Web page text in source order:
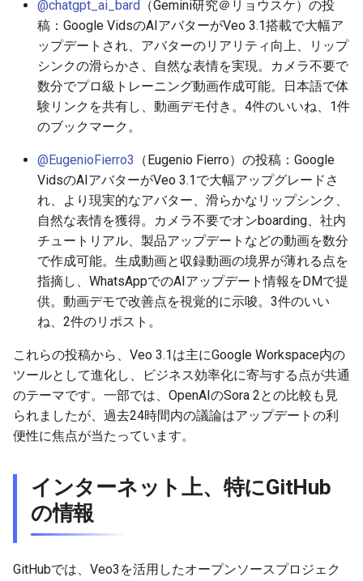
2026-06-02
2026-06-01
2026-05-30
2026-05-29
2026-05-28
2026-05-27
2026-05-25
2026-05-24
2026-05-22
2025-11-17
2025-11-16
2025-11-14
2025-11-13
2025-11-12
2025-11-11
2025-11-09
2025-11-08
2025-11-06
2026-06-02
2026-06-01
2026-05-30
2026-05-29
2026-05-28
2026-05-27
2026-05-25
2026-05-24
2026-05-22
2025-11-17
2025-11-16
2025-11-14
2025-11-13
2025-11-12
2025-11-11
2025-11-09
2025-11-08
2025-11-06
2026-05-30
2026-05-29
2026-05-27
2026-05-26
2026-05-25
2026-05-24
2026-05-22
2026-05-21
2026-05-19
2025-11-17
2025-11-16
2025-11-14
2025-11-13
2025-11-12
2025-11-11
2025-11-09
2025-11-08
2025-11-06
2025-11-17
2025-11-16
2025-11-15
2025-11-14
2025-11-13
2025-11-12
2025-11-11
2025-11-10
2025-11-09
2025-11-08
2025-11-07
2025-11-06
2025-11-05
2026-06-02
2026-06-01
2026-05-30
2026-05-29
2026-05-28
2026-05-27
2026-05-25
2026-05-24
2026-05-22
@chatgpt_ai_bard
（Gemini研究＠リョウスケ）の投
稿：Google VidsのAIアバターがVeo 3.1搭載で大幅ア
ップデートされ、アバターのリアリティ向上、リップ
シンクの滑らかさ、自然な表情を実現。カメラ不要で
数分でプロ級トレーニング動画作成可能。日本語で体
験リンクを共有し、動画デモ付き。4件のいいね、1件
のブックマーク。
@EugenioFierro3
（Eugenio Fierro）の投稿：Google
VidsのAIアバターがVeo 3.1で大幅アップグレードさ
れ、より現実的なアバター、滑らかなリップシンク、
自然な表情を獲得。カメラ不要でオンboarding、社内
チュートリアル、製品アップデートなどの動画を数分
で作成可能。生成動画と収録動画の境界が薄れる点を
指摘し、WhatsAppでのAIアップデート情報をDMで提
供。動画デモで改善点を視覚的に示唆。3件のいい
ね、2件のリポスト。
これらの投稿から、Veo 3.1は主にGoogle Workspace内の
ツールとして進化し、ビジネス効率化に寄与する点が共通
のテーマです。一部では、OpenAIのSora 2との比較も見
られましたが、過去24時間内の議論はアップデートの利
便性に焦点が当たっています。
インターネット上、特にGitHub
の情報
GitHubでは、Veo3を活用したオープンソースプロジェク